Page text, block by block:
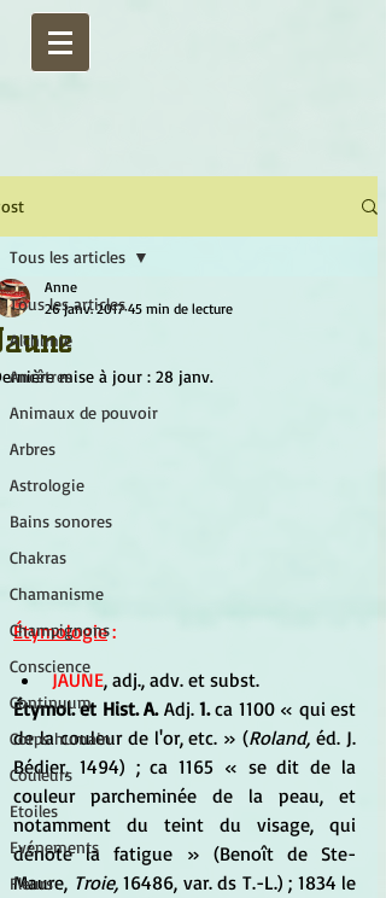
Tous les articles
Alchimie
Ancêtres
Animaux de pouvoir
Arbres
Astrologie
Bains sonores
Chakras
Chamanisme
Champignons
Conscience
Continuum
Corps humain
Couleurs
Etoiles
Evénements
Fleurs
Tous les articles
Anne
26 janv. 2017 45 min de lecture
mise à jour : 28 janv.
Étymologie :
JAUNE, adj., adv. et subst.
Étymol. et Hist. A. Adj. 1. ca 1100 « qui est
de la couleur de l'or, etc. » (Roland, éd. J.
Bédier, 1494) ; ca 1165 « se dit de la
couleur parcheminée de la peau, et
notamment du teint du visage, qui
dénote la fatigue » (Benoît de Ste-
Maure, Troie, 16486, var. ds T.-L.) ; 1834 le